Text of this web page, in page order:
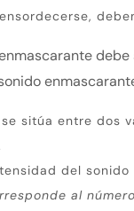
sitúa entre dos
del
al